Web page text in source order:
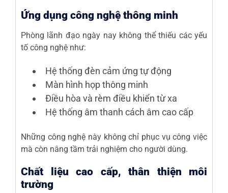
Ứng dụng công nghệ thông minh
Phòng lãnh đạo ngày nay không thể thiếu các yếu
tố công nghệ như:
Hệ thống đèn cảm ứng tự động
Màn hình họp thông minh
Điều hòa và rèm điều khiển từ xa
Hệ thống âm thanh cách âm cao cấp
Những công nghệ này không chỉ phục vụ công việc
mà còn nâng tầm trải nghiệm cho người dùng.
Chất liệu cao cấp, thân thiện môi
trường